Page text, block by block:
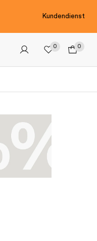
Kundendienst
0 0